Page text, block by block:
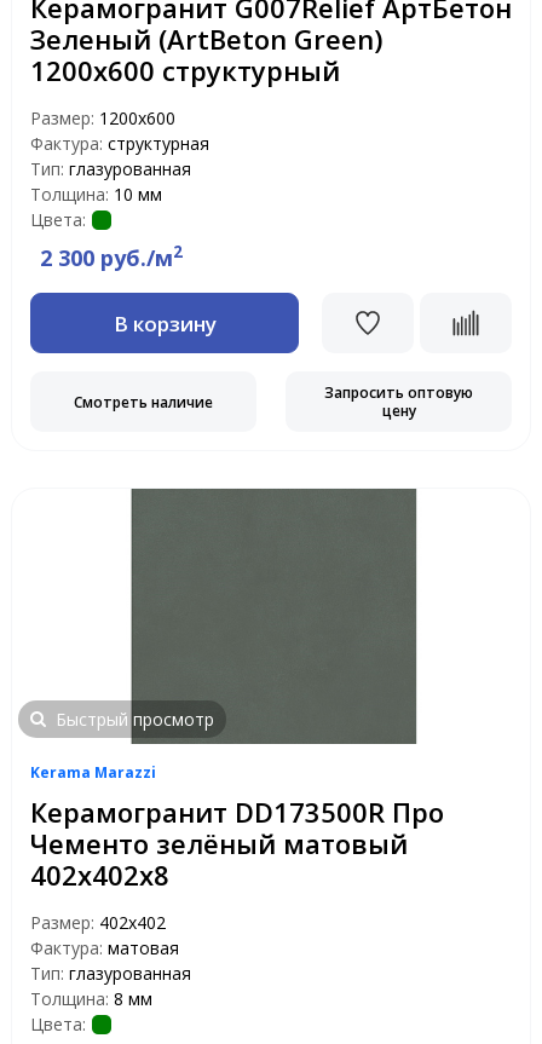
Керамогранит G007Relief АртБетон
Зеленый (ArtBeton Green)
1200x600 структурный
Размер: 1200х600
Фактура: структурная
Тип: глазурованная
Толщина: 10 мм
Цвета:
2 300 руб./м2
В корзину
Смотреть наличие
Запросить оптовую
цену
Быстрый просмотр
Kerama Marazzi
Керамогранит DD173500R Про
Чементо зелёный матовый
402х402х8
Размер: 402х402
Фактура: матовая
Тип: глазурованная
Толщина: 8 мм
Цвета: